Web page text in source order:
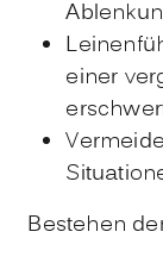
einer
Bestehen